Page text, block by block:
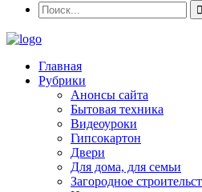
Главная
Рубрики
Анонсы сайта
Бытовая техника
Видеоуроки
Гипсокартон
Двери
Для дома, для семьи
Загородное